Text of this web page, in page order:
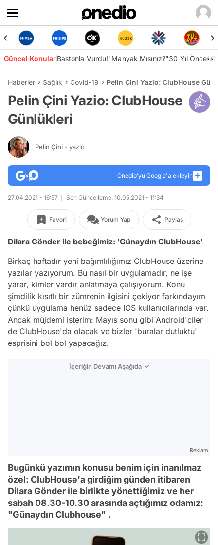
Güncel KonularBastonla Vurdu!"Manyak Mısınız?"30 Yıl Önce👀
Haberler Sağlık Covid-19 Pelin Çini Yazio: ClubHouse
Pelin Çini Yazio: ClubHouse
Günlükleri
Pelin Çini - yazio
Onedio’yu Google'a ekleyin
27.04.2021 - 16:57 Son Güncelleme: 10.05.2021 - 11:34
Favori Yorum Yap Paylaş
Dilara Gönder ile bebeğimiz: 'Günaydın ClubHouse'
Birkaç haftadır yeni bağımlılığımız ClubHouse üzerine
yazılar yazıyorum. Bu nasıl bir uygulamadır, ne işe
yarar, kimler vardır anlatmaya çalışıyorum. Konu
şimdilik kısıtlı bir zümrenin ilgisini çekiyor farkındayım
çünkü uygulama henüz sadece IOS kullanıcılarında var.
Ancak müjdemi isterim: Mayıs sonu gibi Android'ciler
de ClubHouse'da olacak ve bizler 'buralar dutluktu'
esprisini bol bol yapacağız.
İçeriğin Devamı Aşağıda
Reklam
Bugünkü yazımın konusu benim için inanılmaz
özel: ClubHouse'a girdiğim günden itibaren
Dilara Gönder ile birlikte yönettiğimiz ve her
sabah 08.30-10.30 arasında açtığımız odamız:
"Günaydın Clubhouse" .